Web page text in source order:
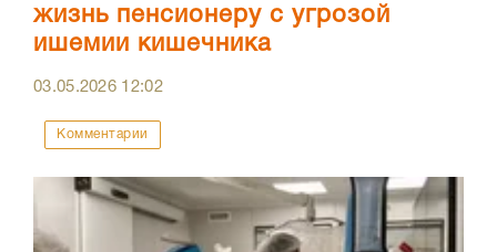
жизнь пенсионеру с угрозой
ишемии кишечника
03.05.2026 12:02
Комментарии